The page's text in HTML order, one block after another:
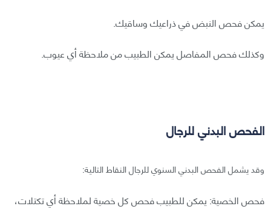
يمكن فحص النبض في ذراعيك وساقيك.
وكذلك فحص المفاصل يمكن الطبيب من ملاحظة أي عيوب.
الفحص البدني للرجال
وقد يشمل الفحص البدني السنوي للرجال النقاط التالية:
فحص الخصية: يمكن للطبيب فحص كل خصية لملاحظة أي تكتلات،